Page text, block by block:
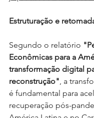
Estruturação e
Segundo o relatório
Econômicas para a
transformação digital
reconstrução" , a
é fundamental para
recuperação pós-